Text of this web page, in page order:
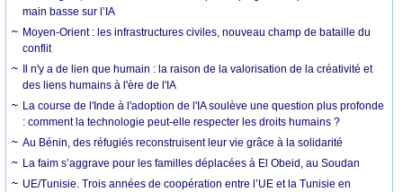
main basse sur l’IA
Moyen-Orient : les infrastructures civiles, nouveau champ de bataille du
conflit
Il n'y a de lien que humain : la raison de la valorisation de la créativité et
des liens humains à l'ère de l'IA
La course de l'Inde à l'adoption de l'IA soulève une question plus profonde
: comment la technologie peut-elle respecter les droits humains ?
Au Bénin, des réfugiés reconstruisent leur vie grâce à la solidarité
La faim s’aggrave pour les familles déplacées à El Obeid, au Soudan
UE/Tunisie. Trois années de coopération entre l’UE et la Tunisie en